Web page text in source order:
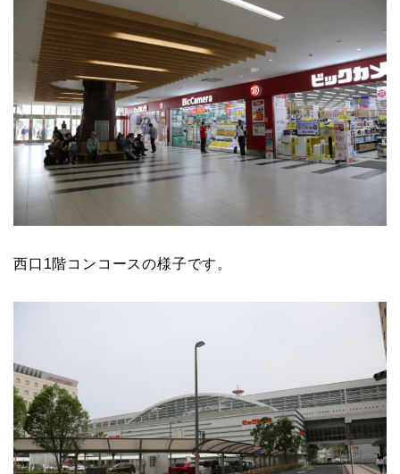
西口1階コンコースの様子です。